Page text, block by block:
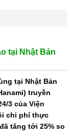
tại Nhật Bản
tại Nhật Bản
truyền
3 của Viện
chi phí thực
tăng tới 25% so